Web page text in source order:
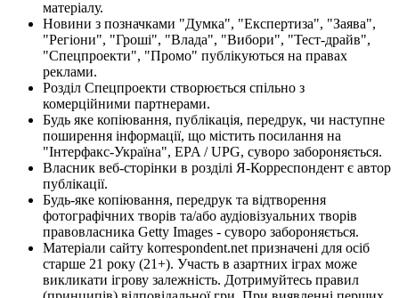
матеріалу.
Новини з позначками "Думка", "Експертиза", "Заява",
"Регіони", "Гроші", "Влада", "Вибори", "Тест-драйв",
"Спецпроекти", "Промо" публікуються на правах
реклами.
Розділ Спецпроекти створюється спільно з
комерційними партнерами.
Будь яке копіювання, публікація, передрук, чи наступне
поширення інформації, що містить посилання на
"Інтерфакс-Україна", EPA / UPG, суворо забороняється.
Власник веб-сторінки в розділі Я-Корреспондент є автор
публікації.
Будь-яке копіювання, передрук та відтворення
фотографічних творів та/або аудіовізуальних творів
правовласника Getty Images - суворо забороняється.
Матеріали сайту korrespondent.net призначені для осіб
старше 21 року (21+). Участь в азартних іграх може
викликати ігрову залежність. Дотримуйтесь правил